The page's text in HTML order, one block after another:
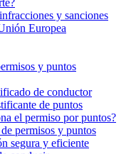
y sanciones
Europea
y puntos
de conductor
de puntos
el permiso por puntos?
permisos y puntos
segura y eficiente